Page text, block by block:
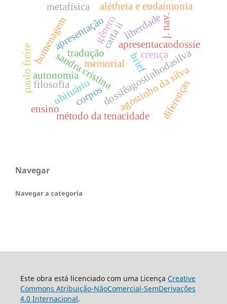
apresentação
dossiêagostinhodasilva
apresentacaodossie
tradução brief
j. nav.
agostinho da silva
carta ii
sandra cristina
obituário
homenagem memorial
diferenças
corpos
alétheia e eudaimonia
filosofia
metafísica
paulo freire crença
método da tenacidade
gênero
autonomia
liberdade
ensino
Navegar
Navegar a categoria
Este obra está licenciado com uma Licença Creative
Commons Atribuição-NãoComercial-SemDerivações
4.0 Internacional.